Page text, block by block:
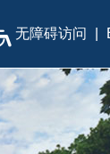
无障碍访问